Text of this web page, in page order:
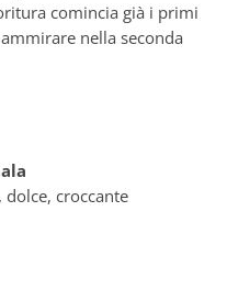
comincia già i primi
nella seconda
dolce, croccante